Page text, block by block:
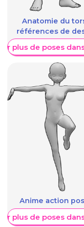
Anatomie du
références de
plus de poses
Anime action
plus de poses